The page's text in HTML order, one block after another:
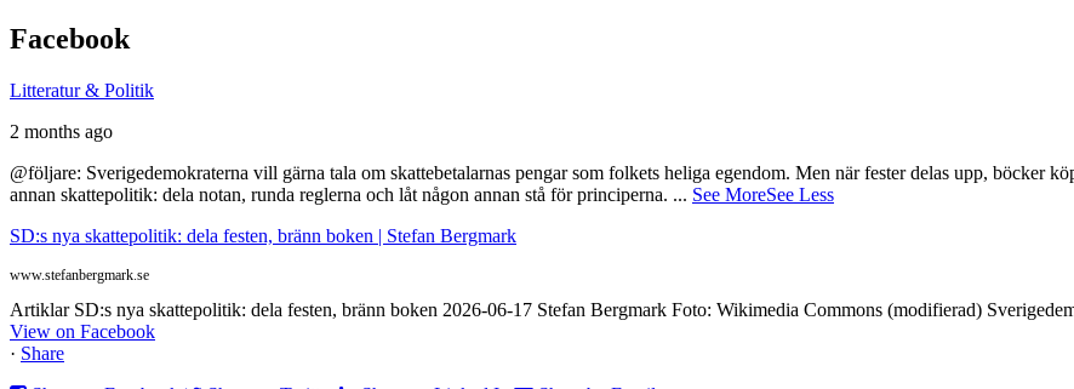
Facebook
Litteratur & Politik
2 months ago
@följare: Sverigedemokraterna vill gärna tala om skattebetalarnas pengar som folkets heliga egendom. Men när fester delas upp, böcker
annan skattepolitik: dela notan, runda reglerna och låt någon annan stå för principerna. ... See MoreSee Less
SD:s nya skattepolitik: dela festen, bränn boken | Stefan Bergmark
www.stefanbergmark.se
Artiklar SD:s nya skattepolitik: dela festen, bränn boken 2026-06-17 Stefan Bergmark Foto: Wikimedia Commons (modifierad)
View on Facebook
· Share